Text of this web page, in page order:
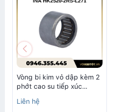
Vòng bi kim vỏ dập kèm 2
phớt cao su tiếp xúc
HK2520-2RS-L271
Liên hệ